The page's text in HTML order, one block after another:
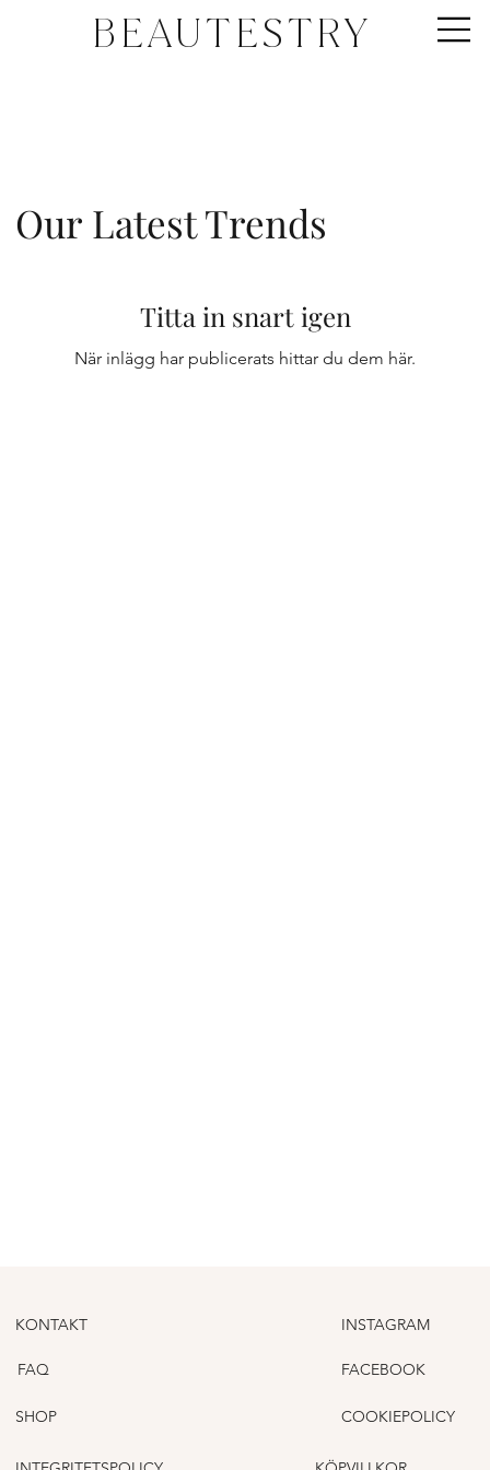
BEAUTESTRY
Our Latest Trends
Titta in snart igen
När inlägg har publicerats hittar du dem här.
KONTAKT
FAQ
SHOP COOKIEPOLICY
INSTAGRAM
FACEBOOK